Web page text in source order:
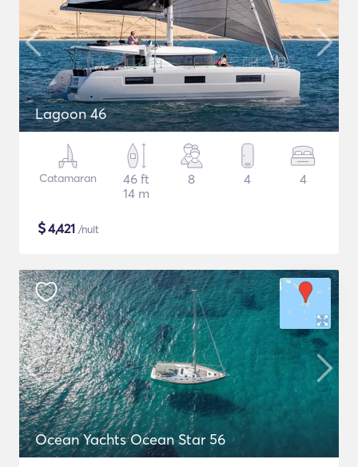
Lagoon 46
Catamaran
46 ft
14 m
8 4 4
$4,421 /nuit
Ocean Yachts Ocean Star 56